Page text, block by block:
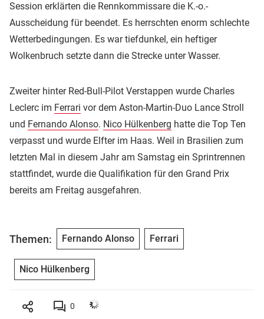
Session erklärten die Rennkommissare die K.-o.-
Ausscheidung für beendet. Es herrschten enorm schlechte
Wetterbedingungen. Es war tiefdunkel, ein heftiger
Wolkenbruch setzte dann die Strecke unter Wasser.
Zweiter hinter Red-Bull-Pilot Verstappen wurde Charles
Leclerc im Ferrari vor dem Aston-Martin-Duo Lance Stroll
und Fernando Alonso. Nico Hülkenberg hatte die Top Ten
verpasst und wurde Elfter im Haas. Weil in Brasilien zum
letzten Mal in diesem Jahr am Samstag ein Sprintrennen
stattfindet, wurde die Qualifikation für den Grand Prix
bereits am Freitag ausgefahren.
Themen: Fernando Alonso Ferrari
Nico Hülkenberg
0